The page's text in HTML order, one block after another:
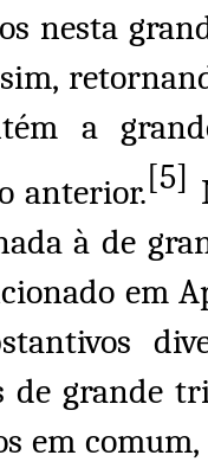
nesta
a
anterior.[5]
à de
em
de grande
em